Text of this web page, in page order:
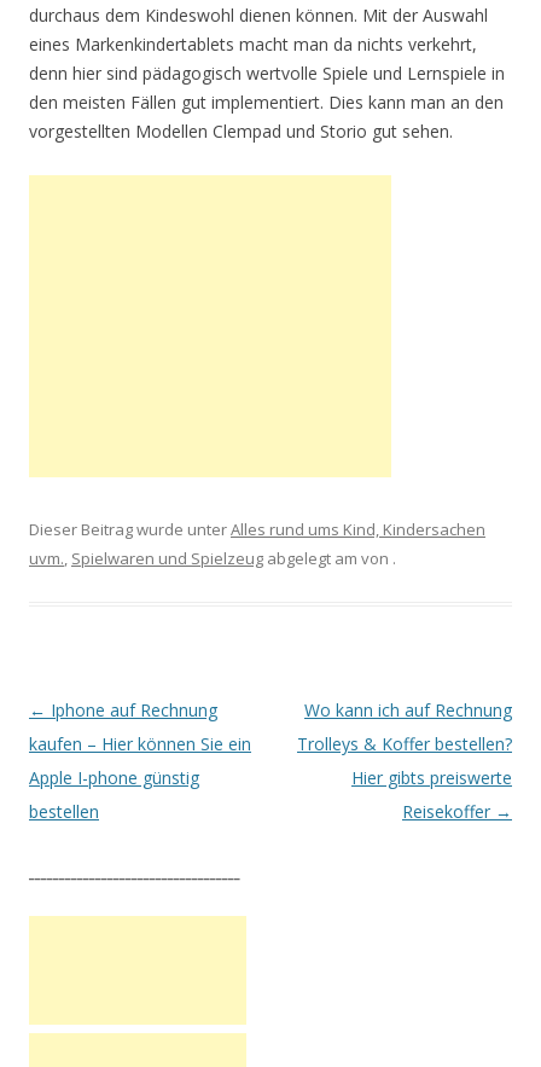
durchaus dem Kindeswohl dienen können. Mit der Auswahl
eines Markenkindertablets macht man da nichts verkehrt,
denn hier sind pädagogisch wertvolle Spiele und Lernspiele in
den meisten Fällen gut implementiert. Dies kann man an den
vorgestellten Modellen Clempad und Storio gut sehen.
Dieser Beitrag wurde unterAlles rund ums Kind, Kindersachen
uvm., Spielwaren und Spielzeug abgelegt am von .
Artikel-Navigation
← Iphone auf Rechnung
kaufen – Hier können Sie ein
Apple I-phone günstig
bestellen
Wo kann ich auf Rechnung
Trolleys & Koffer bestellen?
Hier gibts preiswerte
Reisekoffer →